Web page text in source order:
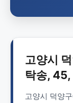
고양시
탁송,
고양시 덕양